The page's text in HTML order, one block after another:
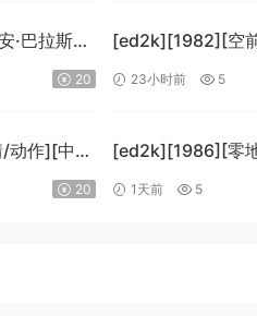
·巴拉斯
20
[ed2k][1982][空前
哈格蒂/罗伯特·海
23小时前 5
作][中文
WiKi]20
[ed2k][1986][零
Dow][恐怖][中英
1天前 5